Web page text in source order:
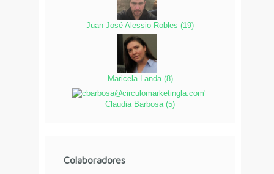
Juan José Alessio-Robles (19)
Maricela Landa (8)
Claudia Barbosa (5)
Colaboradores